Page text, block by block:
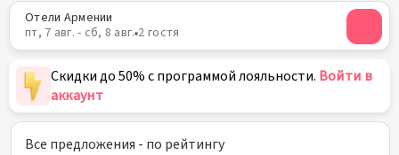
Отели Армении
пт, 7 авг. - сб, 8 авг. 2 гостя
Скидки до 50% с программой лояльности. Войти в
аккаунт
Все предложения - по рейтингу